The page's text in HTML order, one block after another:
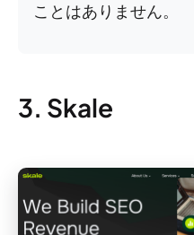
ことはありません。
3. Skale